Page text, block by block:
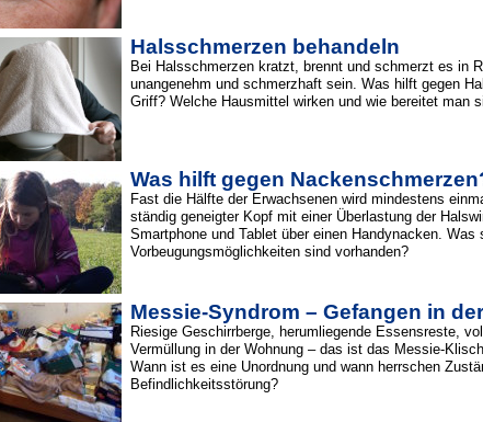
Halsschmerzen behandeln
Bei Halsschmerzen kratzt, brennt und schmerzt es in
unangenehm und schmerzhaft sein. Was hilft gegen
Griff? Welche Hausmittel wirken und wie bereitet man
Was hilft gegen
Fast die Hälfte der Erwachsenen wird mindestens
ständig geneigter Kopf mit einer Überlastung der
Smartphone und Tablet über einen Handynacken.
Vorbeugungsmöglichkeiten sind vorhanden?
Messie-Syndrom – Gefangen in
Riesige Geschirrberge, herumliegende Essensreste,
Vermüllung in der Wohnung – das ist das Messie-
Wann ist es eine Unordnung und wann herrschen
Befindlichkeitsstörung?